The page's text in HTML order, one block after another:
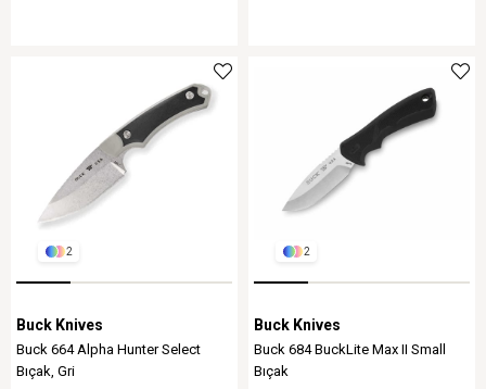
2
Buck Knives
Buck 664 Alpha Hunter Select
Bıçak, Gri
2
Buck Knives
Buck 684 BuckLite Max II Small
Bıçak